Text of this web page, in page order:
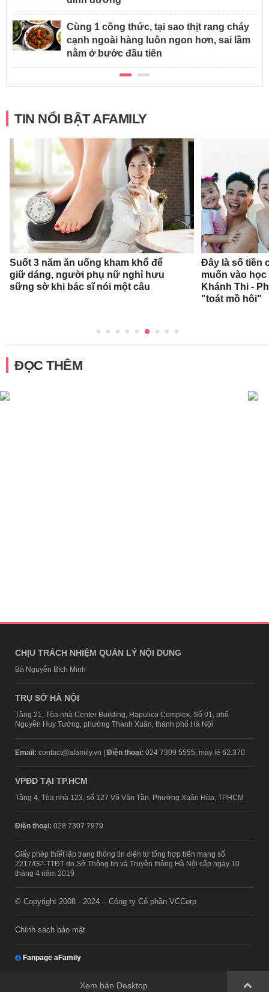
Cùng 1 công thức, tại sao thịt rang cháy
cạnh ngoài hàng luôn ngon hơn, sai lầm
nằm ở bước đầu tiên
TIN NỔI BẬT AFAMILY
Suốt 3 năm ăn uống kham khổ để
giữ dáng, người phụ nữ nghỉ hưu
sững sờ khi bác sĩ nói một câu
Đây là số tiền
muốn vào
Khánh Thi -
"toát mồ hôi"
ĐỌC THÊM
CHỊU TRÁCH NHIỆM QUẢN LÝ NỘI DUNG
Bà Nguyễn Bích Minh
TRỤ SỞ HÀ NỘI
Tầng 21, Tòa nhà Center Building, Hapulico Complex, Số 01, phố
Nguyễn Huy Tưởng, phường Thanh Xuân, thành phố Hà Nội
Email: contact@afamily.vn | Điện thoại: 024 7309 5555, máy lẻ 62.370
VPĐD TẠI TP.HCM
Tầng 4, Tòa nhà 123, số 127 Võ Văn Tần, Phường Xuân Hòa, TPHCM
Điện thoại: 028 7307 7979
Giấy phép thiết lập trang thông tin điện tử tổng hợp trên mạng số
2217/GP-TTĐT do Sở Thông tin và Truyền thông Hà Nội cấp ngày 10
tháng 4 năm 2019
© Copyright 2008 - 2024 – Công ty Cổ phần VCCorp
Chính sách bảo mật
Fanpage aFamily
Xem bản Desktop